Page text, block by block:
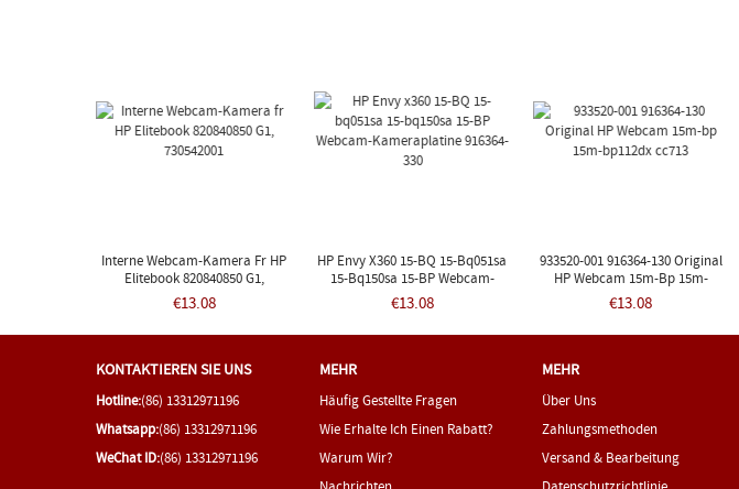
Interne Webcam-Kamera Fr HP
Elitebook 820840850 G1,
730542001
€13.08
HP Envy X360 15-BQ 15-Bq051sa
15-Bq150sa 15-BP Webcam-
Kameraplatine 916364-330
€13.08
933520-001 916364-130 Original
HP Webcam 15m-Bp 15m-
Bp112dx Cc713
€13.08
KONTAKTIEREN SIE UNS
Hotline:(86) 13312971196
Whatsapp:(86) 13312971196
WeChat ID:(86) 13312971196
MEHR
Häufig Gestellte Fragen
Wie Erhalte Ich Einen Rabatt?
Warum Wir?
MEHR
Über Uns
Zahlungsmethoden
Versand & Bearbeitung